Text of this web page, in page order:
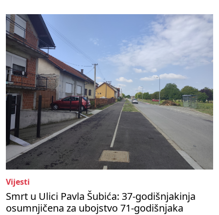
Vijesti
Smrt u Ulici Pavla Šubića: 37-godišnjakinja
osumnjičena za ubojstvo 71-godišnjaka